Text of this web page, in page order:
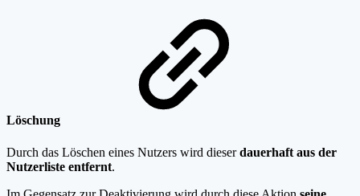
Löschung
Durch das Löschen eines Nutzers wird dieserdauerhaft aus der
Nutzerliste entfernt.